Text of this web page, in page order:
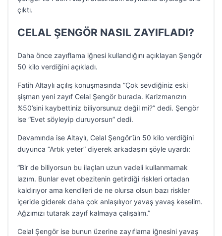
çıktı.
CELAL ŞENGÖR NASIL ZAYIFLADI?
Daha önce zayıflama iğnesi kullandığını açıklayan Şengör
50 kilo verdiğini açıkladı.
Fatih Altaylı açılış konuşmasında “Çok sevdiğiniz eski
şişman yeni zayıf Celal Şengör burada. Karizmanızın
%50’sini kaybettiniz biliyorsunuz değil mi?” dedi. Şengör
ise “Evet söyleyip duruyorsun” dedi.
Devamında ise Altaylı, Celal Şengör’ün 50 kilo verdiğini
duyunca “Artık yeter” diyerek arkadaşını şöyle uyardı:
“Bir de biliyorsun bu ilaçları uzun vadeli kullanmamak
lazım. Bunlar evet obezitenin getirdiği riskleri ortadan
kaldırıyor ama kendileri de ne olursa olsun bazı riskler
içeride giderek daha çok anlaşılıyor yavaş yavaş keselim.
Ağzımızı tutarak zayıf kalmaya çalışalım.”
Celal Şengör ise bunun üzerine zayıflama iğnesini yavaş